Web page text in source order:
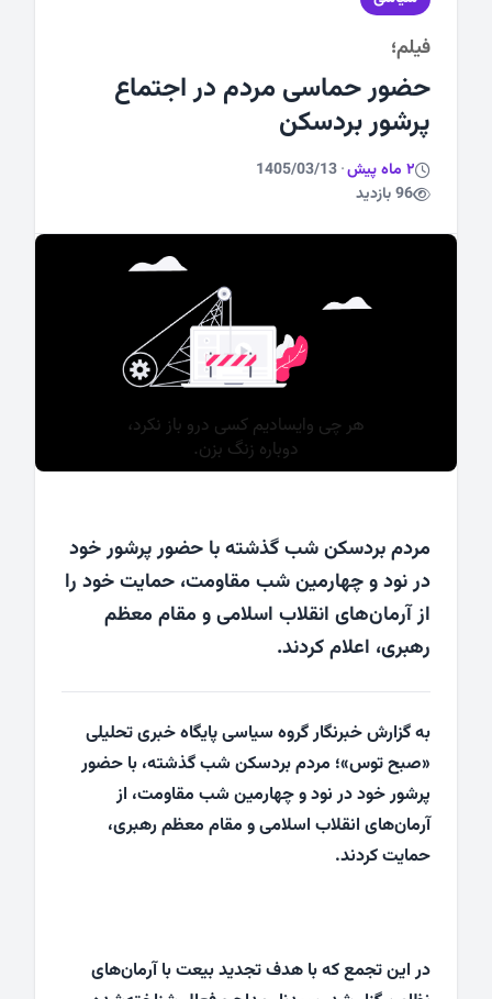
ورزشی
فیلم؛
حضور حماسی مردم در اجتماع
پرشور بردسکن
2 ماه پیش ·
1405/03/13
96 بازدید
مردم بردسکن شب گذشته با حضور پرشور خود
در نود و چهارمین شب مقاومت، حمایت خود را
از آرمان‌های انقلاب اسلامی و مقام معظم
رهبری، اعلام کردند.
به گزارش خبرنگار گروه سیاسی پایگاه خبری تحلیلی
«صبح توس»؛ مردم بردسکن شب گذشته، با حضور
پرشور خود در نود و چهارمین شب مقاومت، از
آرمان‌های انقلاب اسلامی و مقام معظم رهبری،
حمایت کردند.
در این تجمع که با هدف تجدید بیعت با آرمان‌های